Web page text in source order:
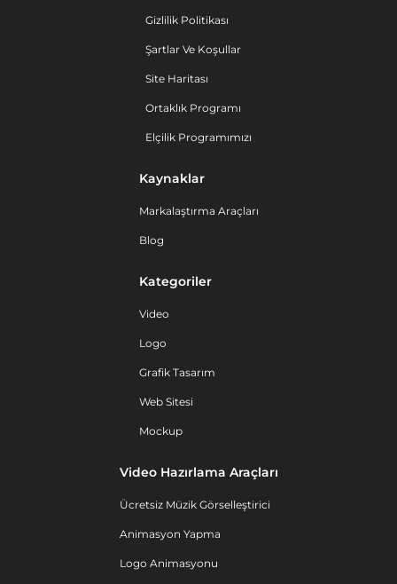
Gizlilik Politikası
Şartlar Ve Koşullar
Site Haritası
Ortaklık Programı
Elçilik Programımızı
Kaynaklar
Markalaştırma Araçları
Blog
Kategoriler
Video
Logo
Grafik Tasarım
Web Sitesi
Mockup
Video Hazırlama Araçları
Ücretsiz Müzik Görselleştirici
Animasyon Yapma
Logo Animasyonu